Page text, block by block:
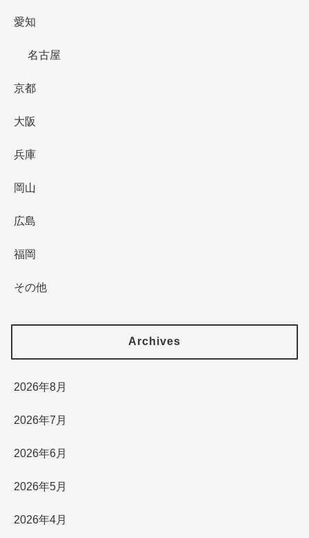
愛知
名古屋
京都
大阪
兵庫
岡山
広島
福岡
その他
Archives
2026年8月
2026年7月
2026年6月
2026年5月
2026年4月